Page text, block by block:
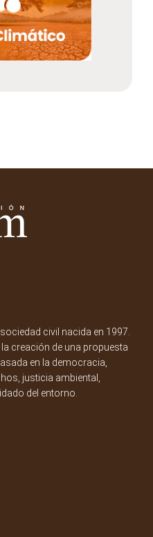
civil nacida en 1997.
creación de una propuesta
en la democracia,
justicia ambiental,
del entorno.